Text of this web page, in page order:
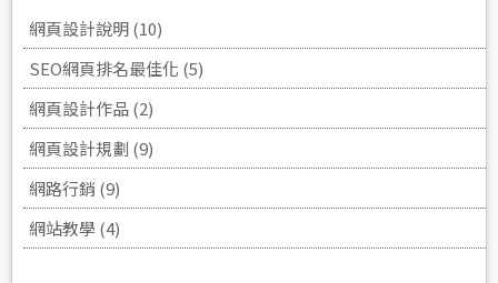
網頁設計說明 (10)
SEO網頁排名‎最佳化 (5)
網頁設計作品 (2)
網頁設計規劃 (9)
網路行銷 (9)
網站教學 (4)